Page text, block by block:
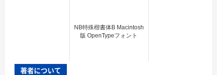
NB特殊楷書体B Macintosh
版 OpenTypeフォント
著者について